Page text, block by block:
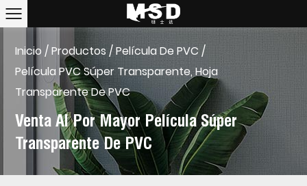
Inicio /Productos /Película De PVC /
Película PVC Súper Transparente, Hoja
Transparente De PVC
Venta Al Por Mayor Película Súper
Transparente De PVC